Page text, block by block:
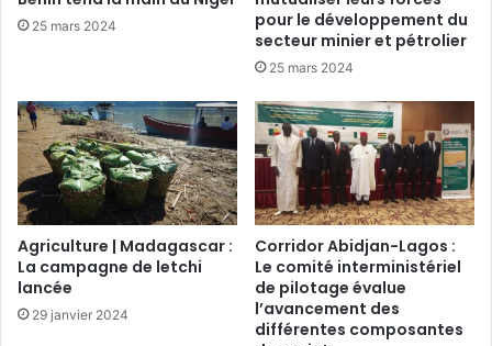
25 mars 2024
pour le développement du
secteur minier et pétrolier
25 mars 2024
Agriculture | Madagascar :
La campagne de letchi
lancée
29 janvier 2024
Corridor Abidjan-Lagos :
Le comité interministériel
de pilotage évalue
l’avancement des
différentes composantes